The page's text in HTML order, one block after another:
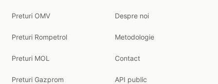
Preturi OMV
Preturi Rompetrol
Preturi MOL
Preturi Gazprom
Despre noi
Metodologie
Contact
API public